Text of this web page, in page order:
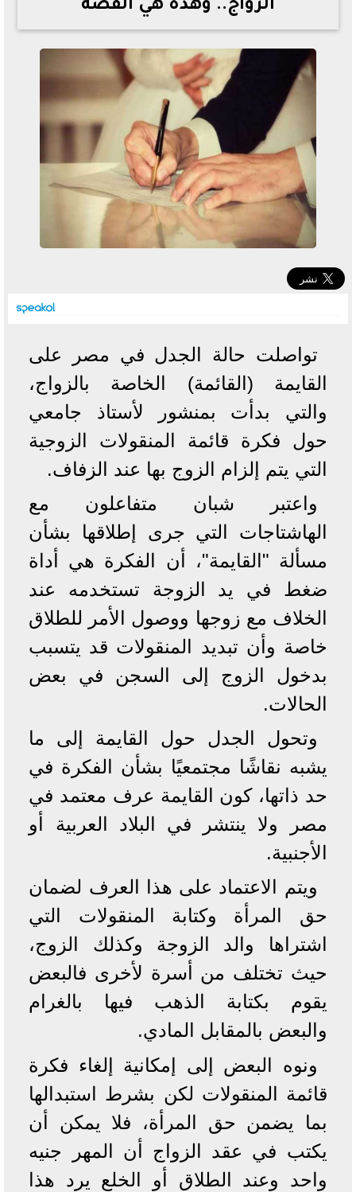
تصرف مثير من ميسي ونجوم الأرجنتين قبل مواجهة مصر
تحسن حالة فضل شاكر الصحية وخروجه من المستشفى |
تفاصيل
أسعار الحديد والأسمنت اليوم الإثنين 6 - 7 - 2026
الزواج.. وهذه هي القصة
تواصلت حالة الجدل في مصر على
القايمة (القائمة) الخاصة بالزواج،
والتي بدأت بمنشور لأستاذ جامعي
حول فكرة قائمة المنقولات الزوجية
التي يتم إلزام الزوج بها عند الزفاف.
واعتبر شبان متفاعلون مع
الهاشتاجات التي جرى إطلاقها بشأن
مسألة "القايمة"، أن الفكرة هي أداة
ضغط في يد الزوجة تستخدمه عند
الخلاف مع زوجها ووصول الأمر للطلاق
خاصة وأن تبديد المنقولات قد يتسبب
بدخول الزوج إلى السجن في بعض
الحالات.
وتحول الجدل حول القايمة إلى ما
يشبه نقاشًا مجتمعيًا بشأن الفكرة في
حد ذاتها، كون القايمة عرف معتمد في
مصر ولا ينتشر في البلاد العربية أو
الأجنبية.
ويتم الاعتماد على هذا العرف لضمان
حق المرأة وكتابة المنقولات التي
اشتراها والد الزوجة وكذلك الزوج،
حيث تختلف من أسرة لأخرى فالبعض
يقوم بكتابة الذهب فيها بالغرام
والبعض بالمقابل المادي.
ونوه البعض إلى إمكانية إلغاء فكرة
قائمة المنقولات لكن بشرط استبدالها
بما يضمن حق المرأة، فلا يمكن أن
يكتب في عقد الزواج أن المهر جنيه
واحد وعند الطلاق أو الخلع يرد هذا